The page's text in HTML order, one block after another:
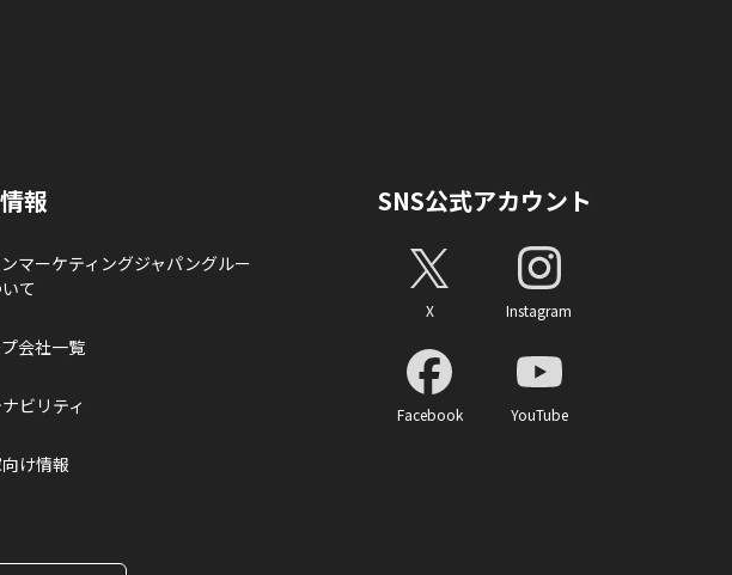
報
マーケティングジャパングルー
て
会社一覧
ビリティ
け情報
SNS公式アカウント
X Instagram
Facebook YouTube